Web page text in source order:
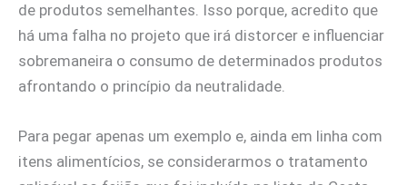
de produtos semelhantes. Isso porque, acredito que
há uma falha no projeto que irá distorcer e influenciar
sobremaneira o consumo de determinados produtos
afrontando o princípio da neutralidade.
Para pegar apenas um exemplo e, ainda em linha com
itens alimentícios, se considerarmos o tratamento